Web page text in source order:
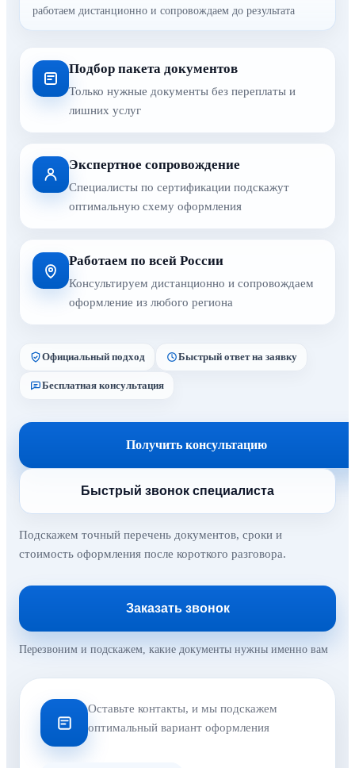
работаем дистанционно и сопровождаем до результата
Подбор пакета документов
Только нужные документы без переплаты и
лишних услуг
Экспертное сопровождение
Специалисты по сертификации подскажут
оптимальную схему оформления
Работаем по всей России
Консультируем дистанционно и сопровождаем
оформление из любого региона
Официальный подход Быстрый ответ на заявку
Бесплатная консультация
Получить консультацию
Быстрый звонок специалиста
Подскажем точный перечень документов, сроки и
стоимость оформления после короткого разговора.
Заказать звонок
Перезвоним и подскажем, какие документы нужны именно вам
Оставьте контакты, и мы подскажем
оптимальный вариант оформления